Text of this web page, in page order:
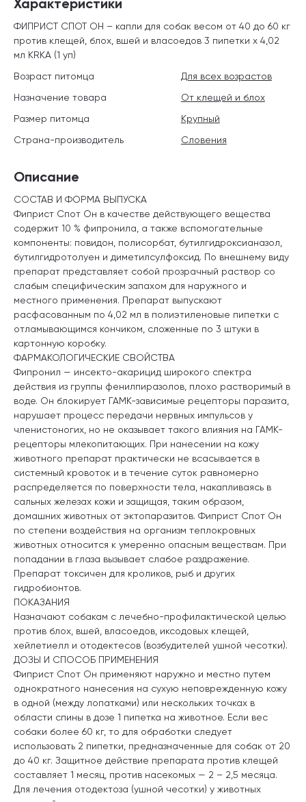
Описание
СОСТАВ И ФОРМА ВЫПУСКА
Фиприст Спот Он в качестве действующего вещества
содержит 10 % фипронила, а также вспомогательные
компоненты: повидон, полисорбат, бутилгидроксианазол,
бутилгидротолуен и диметилсулфоксид. По внешнему виду
препарат представляет собой прозрачный раствор со
слабым специфическим запахом для наружного и
местного применения. Препарат выпускают
расфасованным по 4,02 мл в полиэтиленовые пипетки с
отламывающимся кончиком, сложенные по 3 штуки в
картонную коробку.
ФАРМАКОЛОГИЧЕСКИЕ СВОЙСТВА
Фипронил — инсекто-акарицид широкого спектра
действия из группы фенилпиразолов, плохо растворимый в
воде. Он блокирует ГАМК-зависимые рецепторы паразита,
нарушает процесс передачи нервных импульсов у
членистоногих, но не оказывает такого влияния на ГАМК-
рецепторы млекопитающих. При нанесении на кожу
животного препарат практически не всасывается в
системный кровоток и в течение суток равномерно
распределяется по поверхности тела, накапливаясь в
сальных железах кожи и защищая, таким образом,
домашних животных от эктопаразитов. Фиприст Спот Он
по степени воздействия на организм теплокровных
животных относится к умеренно опасным веществам. При
попадании в глаза вызывает слабое раздражение.
Препарат токсичен для кроликов, рыб и других
гидробионтов.
ПОКАЗАНИЯ
Назначают собакам с лечебно-профилактической целью
против блох, вшей, власоедов, иксодовых клещей,
хейлетиелл и отодектесов (возбудителей ушной чесотки).
ДОЗЫ И СПОСОБ ПРИМЕНЕНИЯ
Фиприст Спот Он применяют наружно и местно путем
однократного нанесения на сухую неповрежденную кожу
в одной (между лопатками) или нескольких точках в
области спины в дозе 1 пипетка на животное. Если вес
собаки более 60 кг, то для обработки следует
использовать 2 пипетки, предназначенные для собак от 20
до 40 кг. Защитное действие препарата против клещей
составляет 1 месяц, против насекомых — 2 – 2,5 месяца.
Для лечения отодектоза (ушной чесотки) у животных
ФИПРИСТ СПОТ ОН – капли для собак весом от 40 до 60 кг
против клещей, блох, вшей и власоедов 3 пипетки х 4,02
мл KRKA (1 уп)
Возраст питомца
Для всех возрастов
Назначение товара
От клещей и блох
Размер питомца
Крупный
Страна-производитель
Словения